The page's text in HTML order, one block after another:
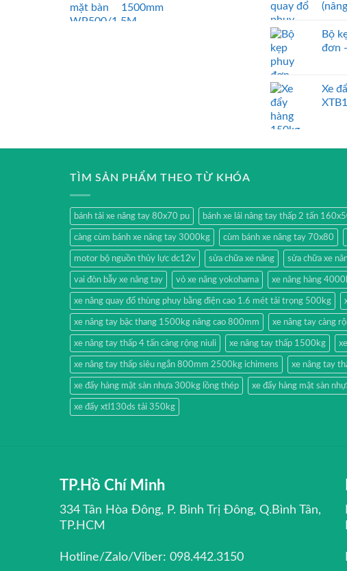
1500mm
Bộ
đơn
Xe
TÌM SẢN PHẨM THEO TỪ KHÓA
bánh tải xe nâng tay 80x70 pu bánh xe lái nâng tay thấp 2 tấn
càng cùm bánh xe nâng tay 3000kg cùm bánh xe nâng tay 70x80
motor bộ nguồn thủy lực dc12v sửa chữa xe nâng sửa chữa xe
vai đòn bẫy xe nâng tay vỏ xe nâng yokohama xe nâng hàng
xe nâng quay đổ thùng phuy bằng điện cao 1.6 mét tải trọng 500kg
xe nâng tay bậc thang 1500kg nâng cao 800mm xe nâng tay càng
xe nâng tay thấp 4 tấn càng rộng niuli xe nâng tay thấp 1500kg
xe nâng tay thấp siêu ngắn 800mm 2500kg ichimens xe nâng tay
xe đẩy hàng mặt sàn nhựa 300kg lồng thép xe đẩy hàng mặt sàn
xe đẩy xtl130ds tải 350kg
TP.Hồ Chí Minh
334 Tân Hòa Đông, P. Bình Trị Đông, Q.Bình Tân,
TP.HCM
Hotline/Zalo/Viber: 098.442.3150